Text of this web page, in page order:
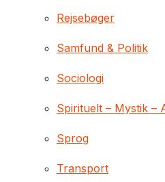
Rejsebøger
Samfund & Politik
Sociologi
Spirituelt – Mystik –
Sprog
Transport